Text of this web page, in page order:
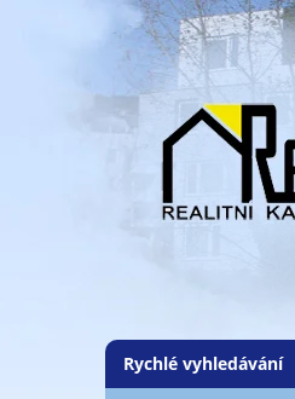
Rychlé vyhledávání